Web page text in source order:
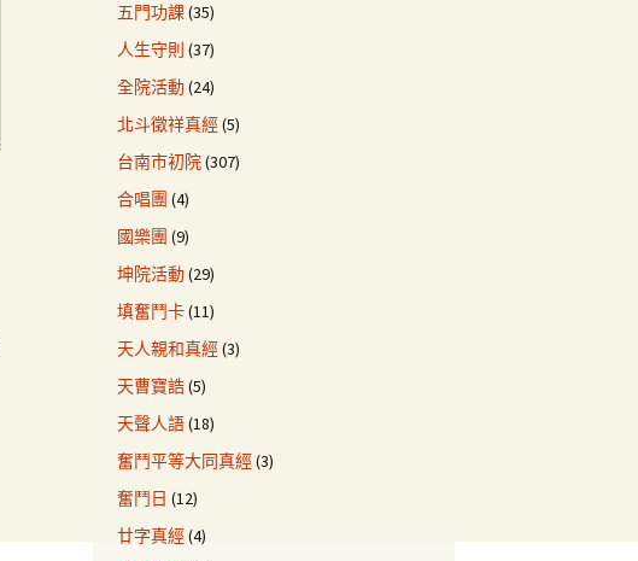
五門功課(35)
人生守則 (37)
全院活動(24)
北斗徵祥真經(5)
台南市初院(307)
合唱團 (4)
國樂團 (9)
坤院活動(29)
填奮鬥卡(11)
天人親和真經(3)
天曹寶誥(5)
天聲人語(18)
奮鬥平等大同真經(3)
奮鬥日 (12)
廿字真經(4)